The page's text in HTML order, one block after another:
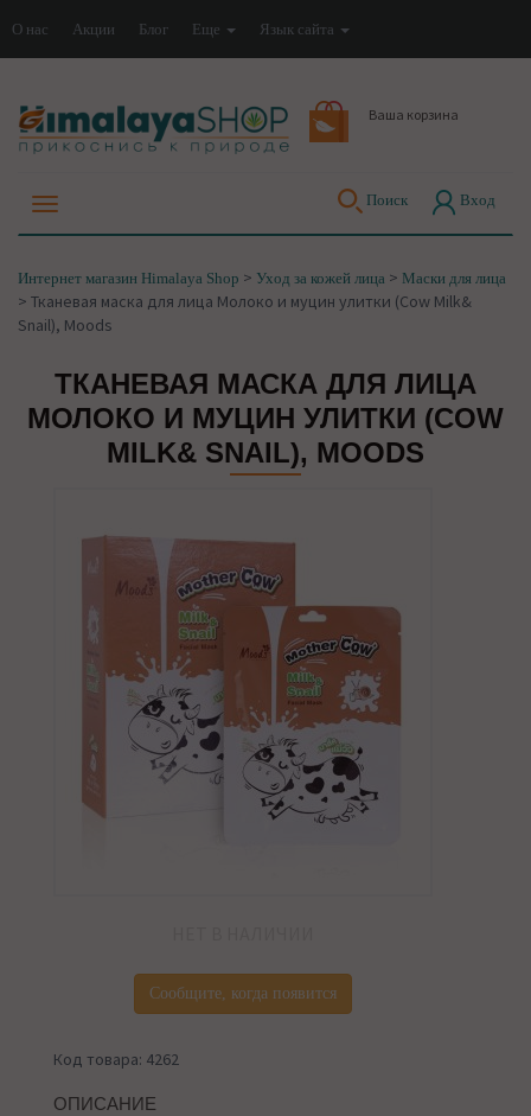
О нас Акции Блог Еще Язык сайта
Ваша корзина
Поиск Вход
Интернет магазин Himalaya Shop > Уход за кожей лица > Маски для лица
> Тканевая маска для лица Молоко и муцин улитки (Cow Milk&
Snail), Moods
ТКАНЕВАЯ МАСКА ДЛЯ ЛИЦА
МОЛОКО И МУЦИН УЛИТКИ (COW
MILK& SNAIL), MOODS
Сообщите, когда появится
Код товара: 4262
ОПИСАНИЕ